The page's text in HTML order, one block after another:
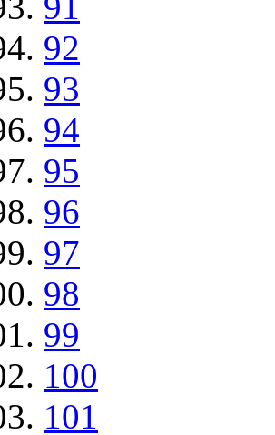
92
93
94
95
96
97
98
99
100
101